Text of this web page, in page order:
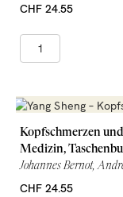
CHF 24.55
Kopfschmerzen
Medizin,
Johannes Bernot,
CHF 24.55